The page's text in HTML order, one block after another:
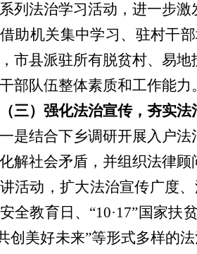
列法治学习活动，进一步
助机关集中学习、驻村干
市县派驻所有脱贫村、易
部队伍整体素质和工作能力
（三）强化法治宣传，夯实法
一是结合下乡调研开展入户
解社会矛盾，并组织法律
活动，扩大法治宣传广度
全教育日、“10·17”国家扶
创美好未来”等形式多样的